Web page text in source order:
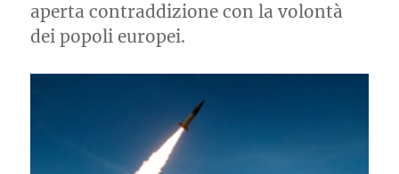
aperta contraddizione con la volontà
dei popoli europei.